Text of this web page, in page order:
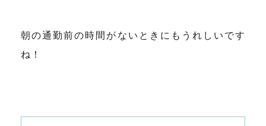
朝の通勤前の時間がないときにもうれしいです
ね！